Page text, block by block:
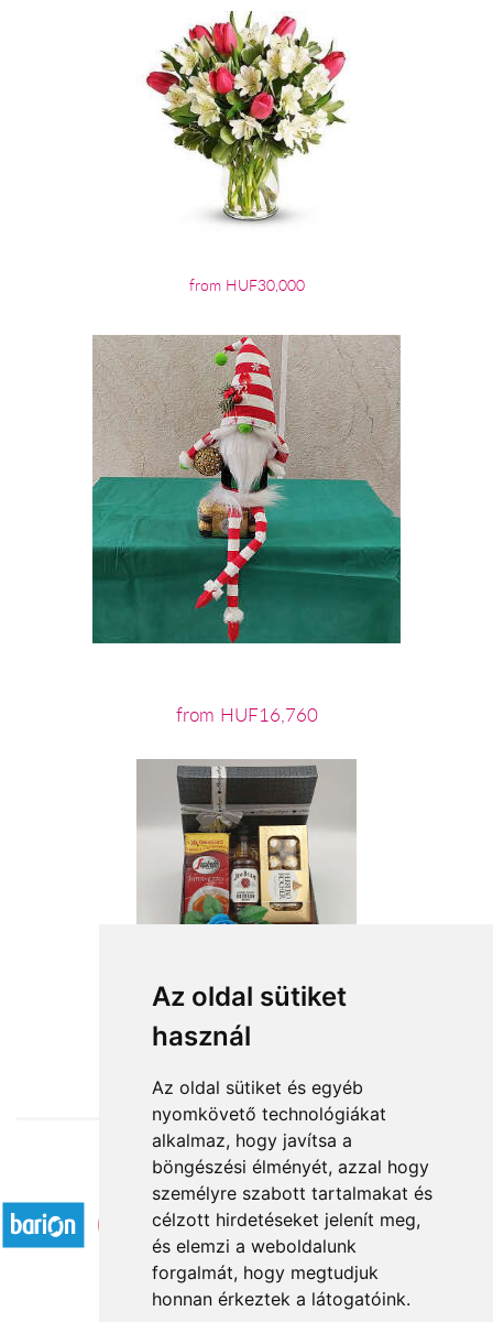
Az oldal sütiket
használ
Az oldal sütiket és egyéb
nyomkövető technológiákat
alkalmaz, hogy javítsa a
böngészési élményét, azzal hogy
személyre szabott tartalmakat és
célzott hirdetéseket jelenít meg,
és elemzi a weboldalunk
forgalmát, hogy megtudjuk
honnan érkeztek a látogatóink.
from HUF30,000
from HUF16,760
from HUF19,480
Accepted payment methods